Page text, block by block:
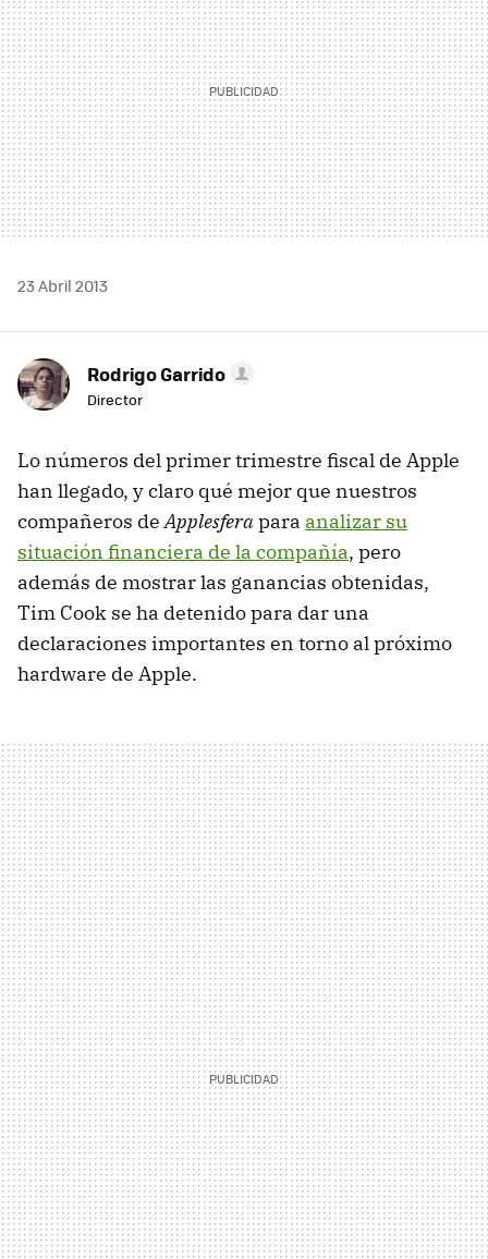
23 Abril 2013
Rodrigo Garrido
Director
Lo números del primer trimestre fiscal de Apple
han llegado, y claro qué mejor que nuestros
compañeros deApplesferapara analizar su
situación financiera de la compañía, pero
además de mostrar las ganancias obtenidas,
Tim Cook se ha detenido para dar una
declaraciones importantes en torno al próximo
hardware de Apple.